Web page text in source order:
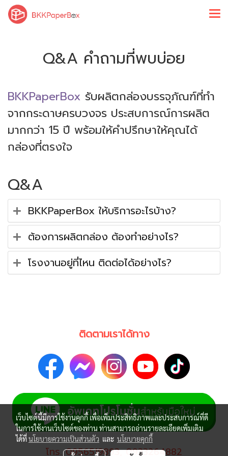
Q&A คำถามที่พบบ่อย
BKKPaperBox รับผลิตกล่องบรรจุภัณฑ์ที่ทำ
จากกระดาษครบวงจร ประสบการณ์การผลิต
มากกว่า 15 ปี พร้อมให้คำปรึกษาให้คุณได้
กล่องที่ตรงใจ
Q&A
BKKPaperBox ให้บริการอะไรบ้าง?
ต้องการผลิตกล่อง ต้องทำอย่างไร?
โรงงานอยู่ที่ไหน ติดต่อได้อย่างไร?
ติดตามเราได้ทาง
โทร.0956519893,0933264882
เว็บไซต์นี้มีการใช้งานคุกกี้ เพื่อเพิ่มประสิทธิภาพและประสบการณ์ที่ดี
ในการใช้งานเว็บไซต์ของท่าน ท่านสามารถอ่านรายละเอียดเพิ่มเติม
ได้ที่นโยบายความเป็นส่วนตัว และ นโยบายคุกกี้